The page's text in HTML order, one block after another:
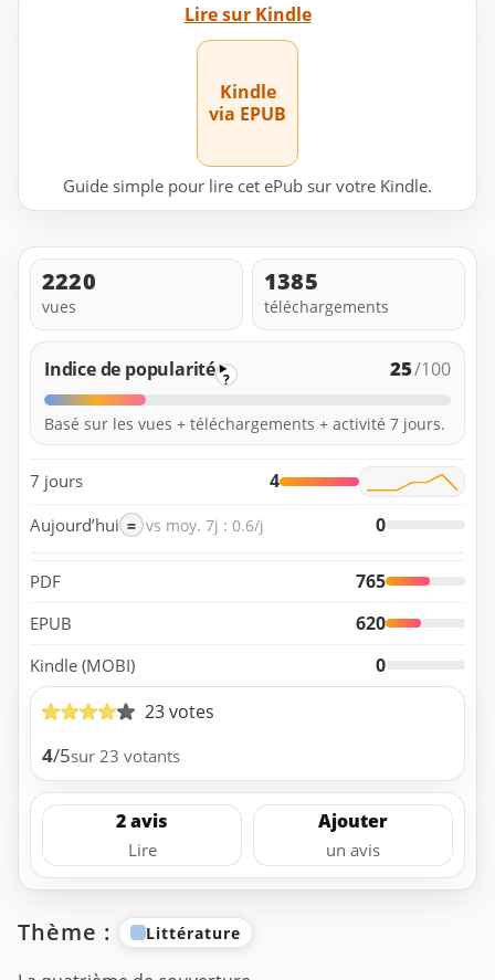
Lire sur Kindle
Kindle
via EPUB
Guide simple pour lire cet ePub sur votre Kindle.
2220
vues
1385
téléchargements
Indice de popularité ? 25/100
Basé sur les vues + téléchargements + activité 7 jours.
7 jours 4
Aujourd’hui = vs moy. 7j : 0.6/j 0
PDF 765
EPUB 620
Kindle (MOBI)
0
23 votes
4/5sur 23 votants
2 avis
Lire
Ajouter
un avis
Thème : Littérature